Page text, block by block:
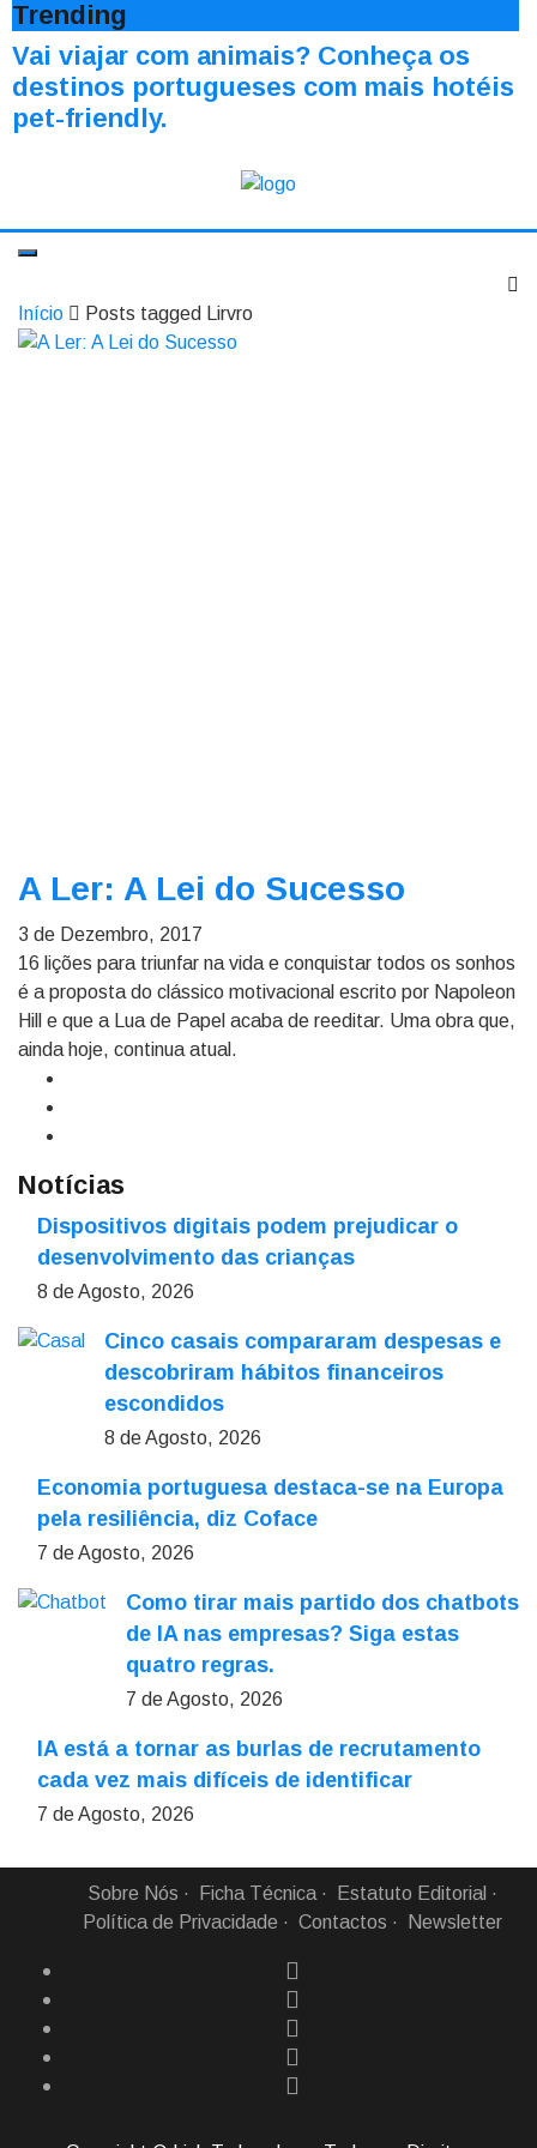
Trending
Vai viajar com animais? Conheça os
destinos portugueses com mais hotéis
pet-friendly.
Início Posts tagged Lirvro
A Ler: A Lei do Sucesso
3 de Dezembro, 2017
16 lições para triunfar na vida e conquistar todos os sonhos
é a proposta do clássico motivacional escrito por Napoleon
Hill e que a Lua de Papel acaba de reeditar. Uma obra que,
ainda hoje, continua atual.
Notícias
Dispositivos digitais podem prejudicar o
desenvolvimento das crianças
8 de Agosto, 2026
Cinco casais compararam despesas e
descobriram hábitos financeiros
escondidos
8 de Agosto, 2026
Economia portuguesa destaca-se na Europa
pela resiliência, diz Coface
7 de Agosto, 2026
Como tirar mais partido dos chatbots
de IA nas empresas? Siga estas
quatro regras.
7 de Agosto, 2026
IA está a tornar as burlas de recrutamento
cada vez mais difíceis de identificar
7 de Agosto, 2026
Sobre Nós Ficha Técnica
Estatuto Editorial
Política de Privacidade
Contactos Newsletter